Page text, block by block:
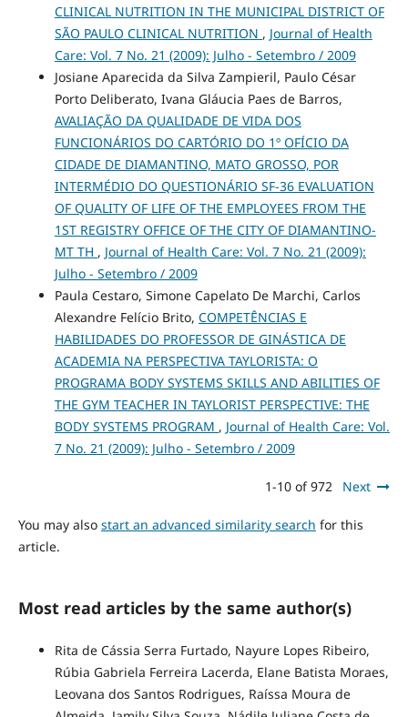
CLINICAL NUTRITION IN THE MUNICIPAL DISTRICT OF
SÃO PAULO CLINICAL NUTRITION , Journal of Health
Care: Vol. 7 No. 21 (2009): Julho - Setembro / 2009
Josiane Aparecida da Silva Zampieril, Paulo César
Porto Deliberato, Ivana Gláucia Paes de Barros,
AVALIAÇÃO DA QUALIDADE DE VIDA DOS
FUNCIONÁRIOS DO CARTÓRIO DO 1º OFÍCIO DA
CIDADE DE DIAMANTINO, MATO GROSSO, POR
INTERMÉDIO DO QUESTIONÁRIO SF-36 EVALUATION
OF QUALITY OF LIFE OF THE EMPLOYEES FROM THE
1ST REGISTRY OFFICE OF THE CITY OF DIAMANTINO-
MT TH , Journal of Health Care: Vol. 7 No. 21 (2009):
Julho - Setembro / 2009
Paula Cestaro, Simone Capelato De Marchi, Carlos
Alexandre Felício Brito, COMPETÊNCIAS E
HABILIDADES DO PROFESSOR DE GINÁSTICA DE
ACADEMIA NA PERSPECTIVA TAYLORISTA: O
PROGRAMA BODY SYSTEMS SKILLS AND ABILITIES OF
THE GYM TEACHER IN TAYLORIST PERSPECTIVE: THE
BODY SYSTEMS PROGRAM , Journal of Health Care: Vol.
7 No. 21 (2009): Julho - Setembro / 2009
1-10 of 972 Next
You may also start an advanced similarity search for this
article.
Most read articles by the same author(s)
Rita de Cássia Serra Furtado, Nayure Lopes Ribeiro,
Rúbia Gabriela Ferreira Lacerda, Elane Batista Moraes,
Leovana dos Santos Rodrigues, Raíssa Moura de